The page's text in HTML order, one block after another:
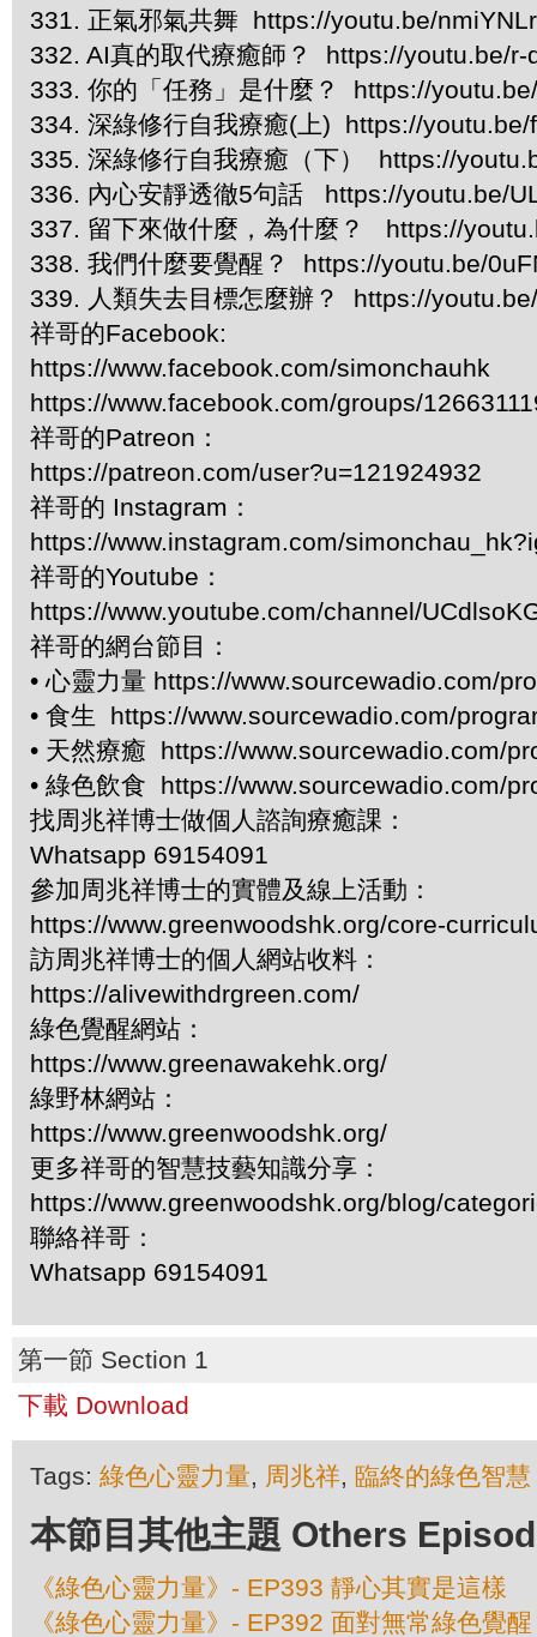
331. 正氣邪氣共舞 https://youtu.be/
332. AI真的取代療癒師？ https://youtu.be/r-
333. 你的「任務」是什麼？ https://
334. 深綠修行自我療癒(上) https://youtu.be/
335. 深綠修行自我療癒（下） https://
336. 內心安靜透徹5句話 https://youtu.be/
337. 留下來做什麼，為什麼？ https://
338. 我們什麼要覺醒？ https://youtu.be/
339. 人類失去目標怎麼辦？ https://
祥哥的Facebook:
https://www.facebook.com/simonchauhk
https://www.facebook.com/groups/
祥哥的Patreon：
https://patreon.com/user?u=121924932
祥哥的 Instagram：
https://www.instagram.com/
祥哥的Youtube：
https://www.youtube.com/channel/
祥哥的網台節目：
• 心靈力量 https://www.sourcewadio.com/
• 食生 https://www.sourcewadio.com/
• 天然療癒 https://www.sourcewadio.com/
• 綠色飲食 https://www.sourcewadio.com/
找周兆祥博士做個人諮詢療癒課：
Whatsapp 69154091
參加周兆祥博士的實體及線上活動：
https://www.greenwoodshk.org/core-
訪周兆祥博士的個人網站收料：
https://alivewithdrgreen.com/
綠色覺醒網站：
https://www.greenawakehk.org/
綠野林網站：
https://www.greenwoodshk.org/
更多祥哥的智慧技藝知識分享：
https://www.greenwoodshk.org/blog/
聯絡祥哥：
Whatsapp 69154091
第一節 Section 1
下載 Download
Tags: 綠色心靈力量, 周兆祥, 臨終的綠色智慧
本節目其他主題 Others
《綠色心靈力量》- EP393 靜心其實是這樣
《綠色心靈力量》- EP392 面對無常綠色覺醒